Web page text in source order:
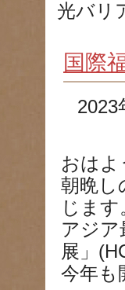
光バリ
国際
おはよ
朝晩し
じます
アジア
展」
今年も